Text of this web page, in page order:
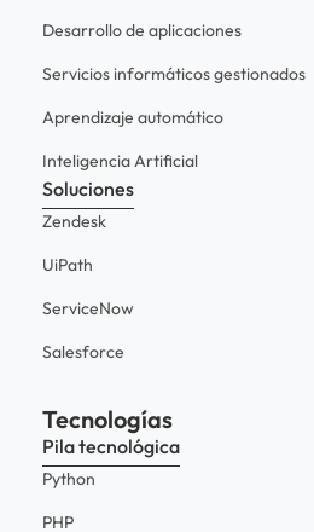
Desarrollo de aplicaciones
Servicios informáticos gestionados
Aprendizaje automático
Inteligencia Artificial
Soluciones
Zendesk
UiPath
ServiceNow
Salesforce
Tecnologías
Pila tecnológica
Python
PHP